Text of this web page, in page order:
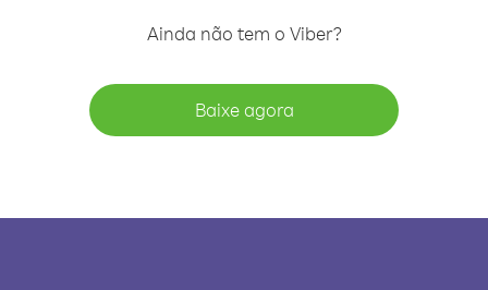
Ainda não tem o Viber?
Baixe agora